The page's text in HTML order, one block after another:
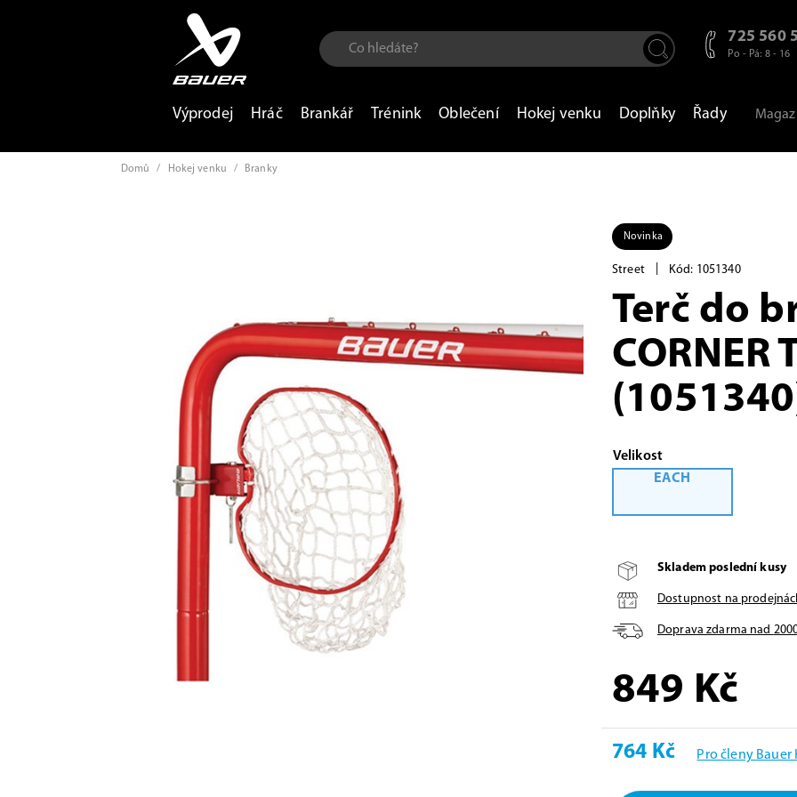
725 560
Po - Pá: 8 - 16
Výprodej Hráč Brankář Trénink Oblečení Hokej venku Doplňky Řady
Domů / Hokej venku / Branky
Novinka
Street Kód: 1051340
Terč do
CORNER
Velikost
EACH
Skladem poslední kusy
Dostupnost na
Doprava zdarma nad
849 Kč
764 Kč Pro členy Bauer